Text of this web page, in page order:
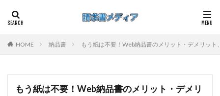
HOME 納品書 もう紙は不要！Web納品書のメリット・デメリット
もう紙は不要！Web納品書のメリット・デメリ